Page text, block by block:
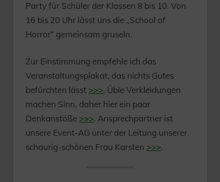
Party für Schüler der Klassen 8 bis 10. Von
16 bis 20 Uhr lässt uns die „School of
Horror“ gemeinsam gruseln.
Zur Einstimmung empfehle ich das
Veranstaltungsplakat, das nichts Gutes
befürchten lässt >>>. Üble Verkleidungen
machen Sinn, daher hier ein paar
Denkanstöße >>>. Ansprechpartner ist
unsere Event-AG unter der Leitung unserer
schaurig-schönen Frau Karsten >>>.